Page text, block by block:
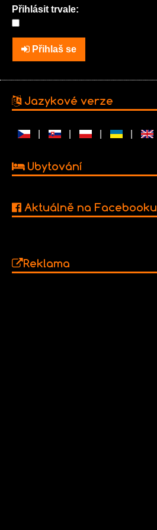
Přihlásit trvale:
Přihlaš se
Jazykové verze
Ubytování
Aktuálně na Facebooku
Reklama